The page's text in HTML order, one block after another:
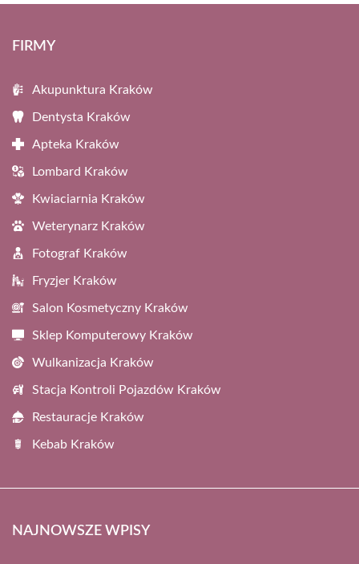
FIRMY
Akupunktura Kraków
Dentysta Kraków
Apteka Kraków
Lombard Kraków
Kwiaciarnia Kraków
Weterynarz Kraków
Fotograf Kraków
Fryzjer Kraków
Salon Kosmetyczny Kraków
Sklep Komputerowy Kraków
Wulkanizacja Kraków
Stacja Kontroli Pojazdów Kraków
Restauracje Kraków
Kebab Kraków
NAJNOWSZE WPISY